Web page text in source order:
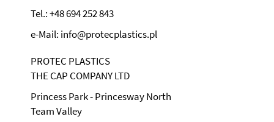
Tel.: +48 694 252 843
e-Mail: info@protecplastics.pl
PROTEC PLASTICS
THE CAP COMPANY LTD
Princess Park - Princesway North
Team Valley